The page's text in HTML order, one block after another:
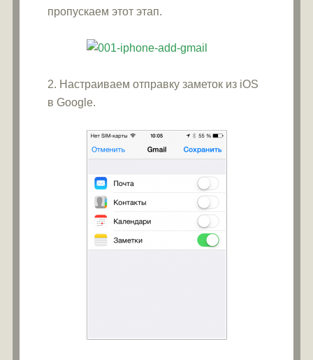
пропускаем этот этап.
2. Настраиваем отправку заметок из iOS
в Google.